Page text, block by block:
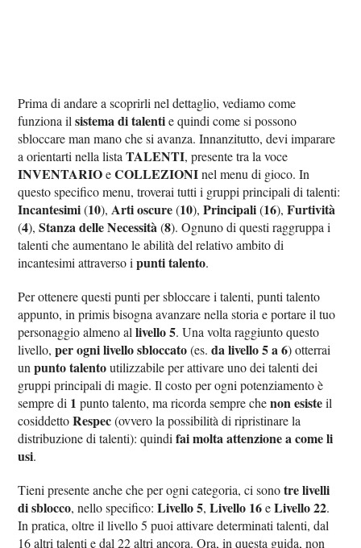
Prima di andare a scoprirli nel dettaglio, vediamo come
funziona ilsistema di talentie quindi come si possono
sbloccare man mano che si avanza. Innanzitutto, devi imparare
a orientarti nella listaTALENTI, presente tra la voce
INVENTARIOeCOLLEZIONInel menu di gioco. In
questo specifico menu, troverai tutti i gruppi principali di talenti:
Incantesimi(10),Arti oscure(10),Principali(16),Furtività
(4),Stanza delle Necessità(8). Ognuno di questi raggruppa i
talenti che aumentano le abilità del relativo ambito di
incantesimi attraverso ipunti talento.
Per ottenere questi punti per sbloccare i talenti, punti talento
appunto, in primis bisogna avanzare nella storia e portare il tuo
personaggio almeno allivello 5. Una volta raggiunto questo
livello,per ogni livello sbloccato(es.da livello 5 a 6) otterrai
unpunto talentoutilizzabile per attivare uno dei talenti dei
gruppi principali di magie. Il costo per ogni potenziamento è
sempre di 1 punto talento, ma ricorda sempre chenon esisteil
cosiddettoRespec(ovvero la possibilità di ripristinare la
distribuzione di talenti): quindifai molta attenzione a come li
usi.
Tieni presente anche che per ogni categoria, ci sonotre livelli
di sblocco, nello specifico:Livello 5,Livello 16eLivello 22.
In pratica, oltre il livello 5 puoi attivare determinati talenti, dal
16 altri talenti e dal 22 altri ancora. Ora, in questa guida, non